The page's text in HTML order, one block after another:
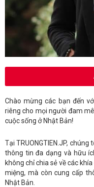
Chào mừng các bạn đến
riêng cho mọi người đam
cuộc sống ở Nhật Bản!
Tại TRUONGTIEN.JP,
thông tin đa dạng và hữu
không chỉ chia sẻ về các
miệng, mà còn cung cấp
Nhật Bản.